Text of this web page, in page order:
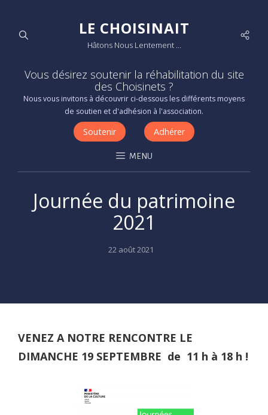
LE CHOISINAIT
Hâtons Nous Lentement …
Vous désirez soutenir la réhabilitation du site
des Choisinets ?
Nous vous invitons à découvrir ci-dessous les différents moyens
de soutien et d'adhésion à l'association.
Soutenir Adhérer
MENU
Journée du patrimoine
2021
Posted
22 août 2021
VENEZ A NOTRE RENCONTRE LE
DIMANCHE 19 SEPTEMBRE de 11 h à 18 h !